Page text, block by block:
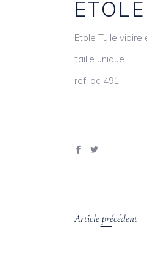
Etole Tulle vioire
taille unique
ref: ac 491
Article précédent